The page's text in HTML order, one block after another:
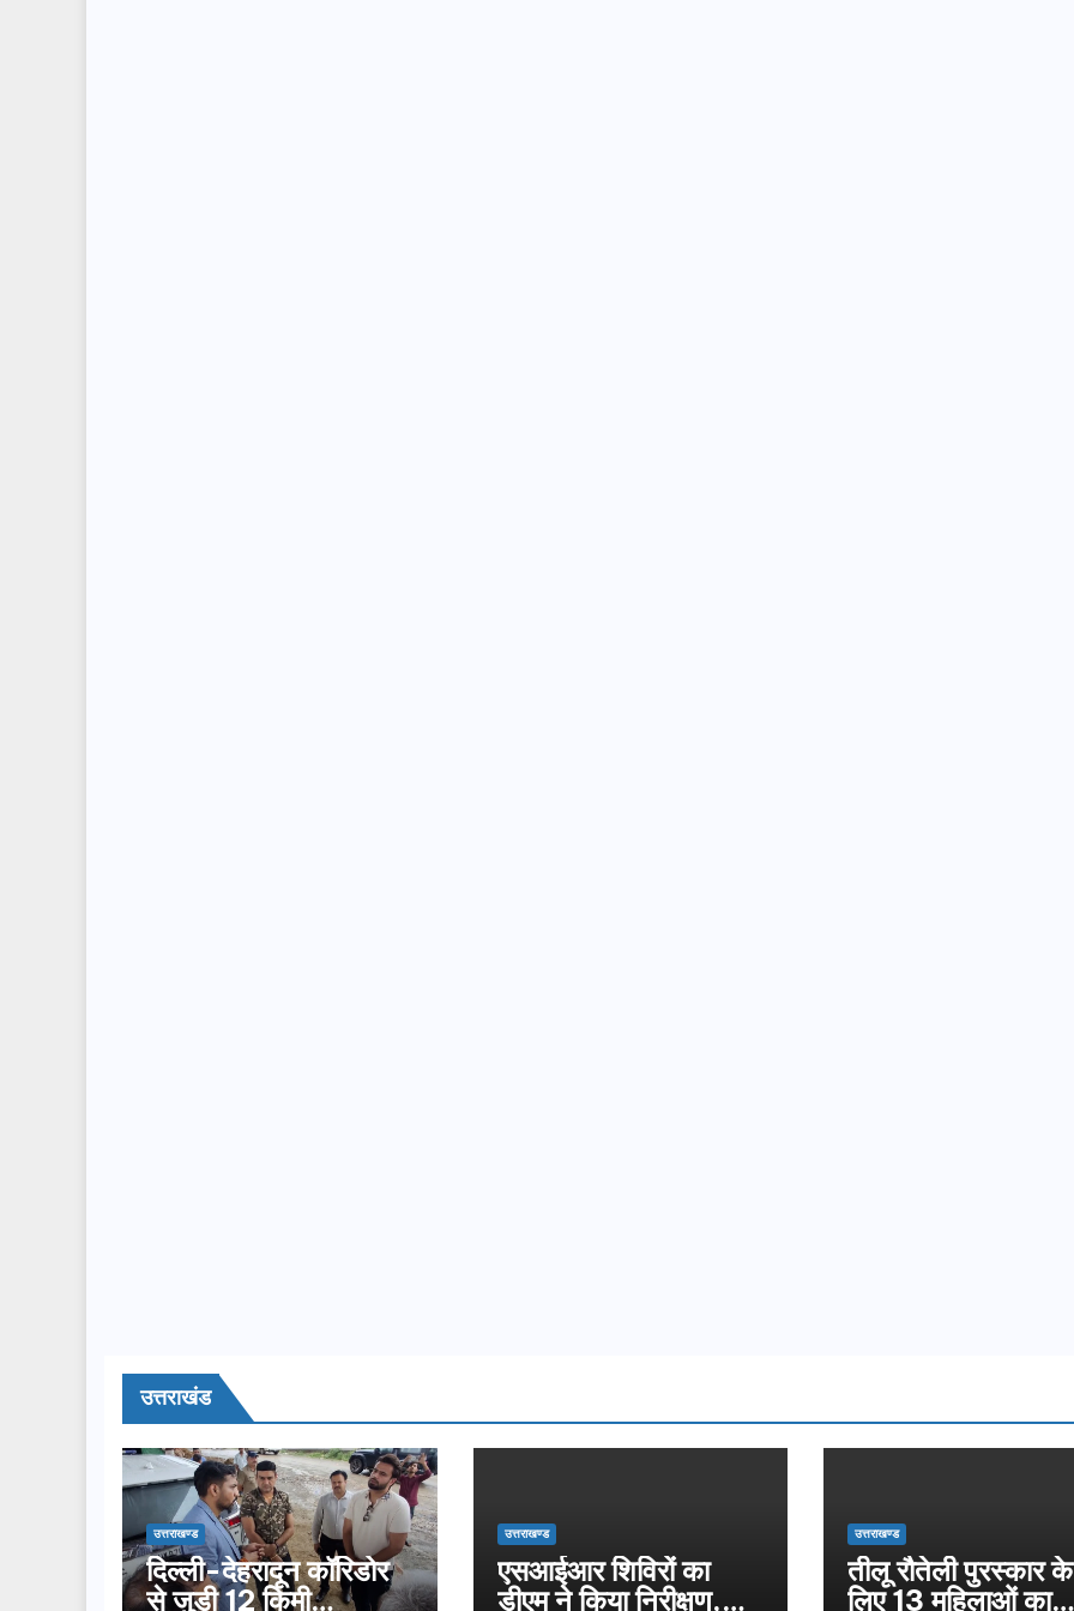
उत्तराखंड
उत्तराखण्ड
दिल्ली-देहरादून कॉरिडोर
से जुड़ी 12 किमी
उत्तराखण्ड
एसआईआर शिविरों का
डीएम ने किया निरीक्षण,
उत्तराखण्ड
तीलू रौतेली पुरस्कार के
लिए 13 महिलाओं का